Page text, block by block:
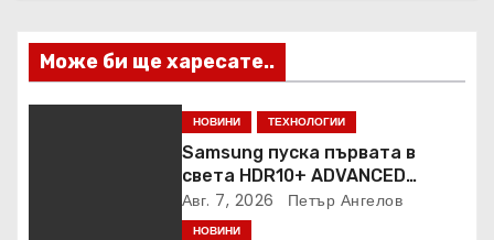
Може би ще харесате..
НОВИНИ ТЕХНОЛОГИИ
Samsung пуска първата в
света HDR10+ ADVANCED
стрийминг услуга в Prime
Video
Авг. 7, 2026 Петър Ангелов
НОВИНИ